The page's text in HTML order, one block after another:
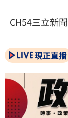
CH54三立新
現正直播